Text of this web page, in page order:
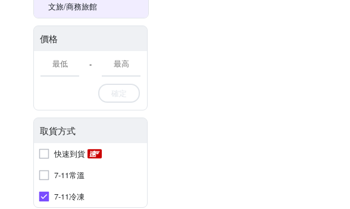
文旅/商務旅館
價格
-
確定
取貨方式
快速到貨
7-11常溫
7-11冷凍